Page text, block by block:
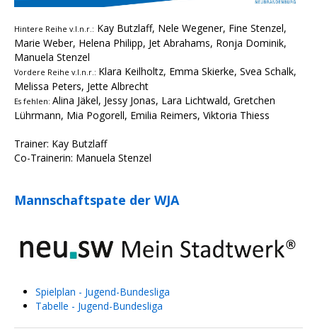
Hintere Reihe v.l.n.r.: Kay Butzlaff, Nele Wegener, Fine Stenzel,
Marie Weber, Helena Philipp, Jet Abrahams, Ronja Dominik,
Manuela Stenzel
Vordere Reihe v.l.n.r.: Klara Keilholtz, Emma Skierke, Svea Schalk,
Melissa Peters, Jette Albrecht
Es fehlen: Alina Jäkel, Jessy Jonas, Lara Lichtwald, Gretchen
Lührmann, Mia Pogorell, Emilia Reimers, Viktoria Thiess
Trainer: Kay Butzlaff
Co-Trainerin: Manuela Stenzel
Mannschaftspate der WJA
Spielplan - Jugend-Bundesliga
Tabelle - Jugend-Bundesliga